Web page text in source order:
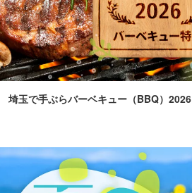
埼玉で手ぶらバーベキュー（BBQ）2026